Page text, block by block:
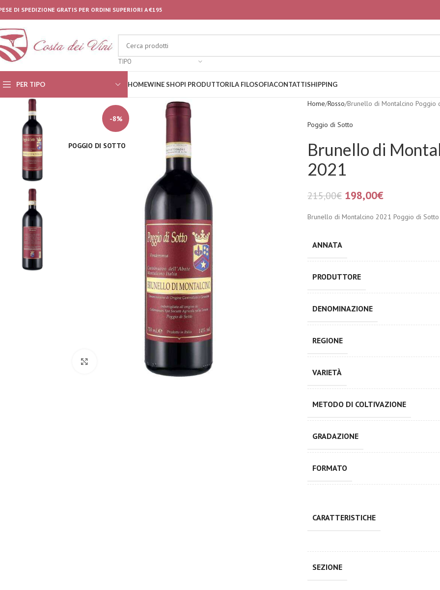
DI SPEDIZIONE GRATIS PER ORDINI SUPERIORI A €195
TIPO
PER TIPO HOMEWINE SHOPI PRODUTTORILA FILOSOFIACONTATTISHIPPING
-8%
POGGIO DI SOTTO
Fai clic per ingrandire
Home Rosso Brunello di Montalcino Poggio
Poggio di Sotto
Brunello di
2021
215,00€ 198,00€
Brunello di Montalcino 2021 Poggio di Sotto
ANNATA
PRODUTTORE
DENOMINAZIONE
REGIONE
VARIETÀ
METODO DI COLTIVAZIONE
GRADAZIONE
FORMATO
CARATTERISTICHE
SEZIONE